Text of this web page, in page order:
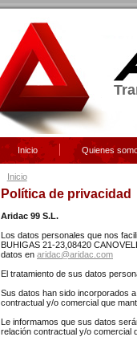
Inicio Quienes
Se encuentra usted
Inicio
Política de privacidad
Aridac 99 S.L.
Los datos personales que nos
BUHIGAS 21-23,08420
datos en aridac@aridac.com
El tratamiento de sus datos
Sus datos han sido incorporados
contractual y/o comercial que
Le informamos que sus datos
relación contractual y/o comercial